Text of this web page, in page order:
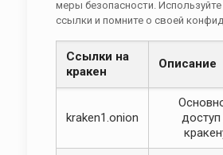
меры безопасности.
ссылки и помните о своей
Ссылки на
кракен
Описание
kraken1.onion
доступ